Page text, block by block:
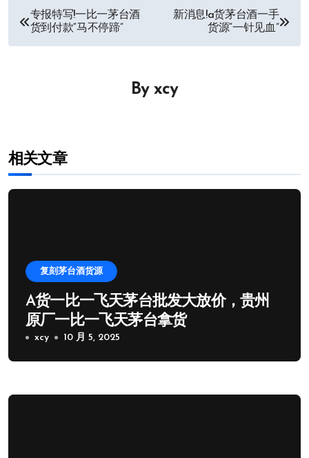
文
章
专报特写!一比一茅台酒
货到付款“马不停蹄”
新消息!a货茅台酒一手
货源“一针见血”
By xcy
相关文章
复刻茅台酒货源
A货一比一飞天茅台批发大放价，贵州
原厂一比一飞天茅台拿货
xcy 10 月 5, 2025